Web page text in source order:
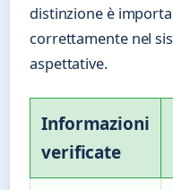
distinzione è
correttamente nel
aspettative.
Informazioni
verificate